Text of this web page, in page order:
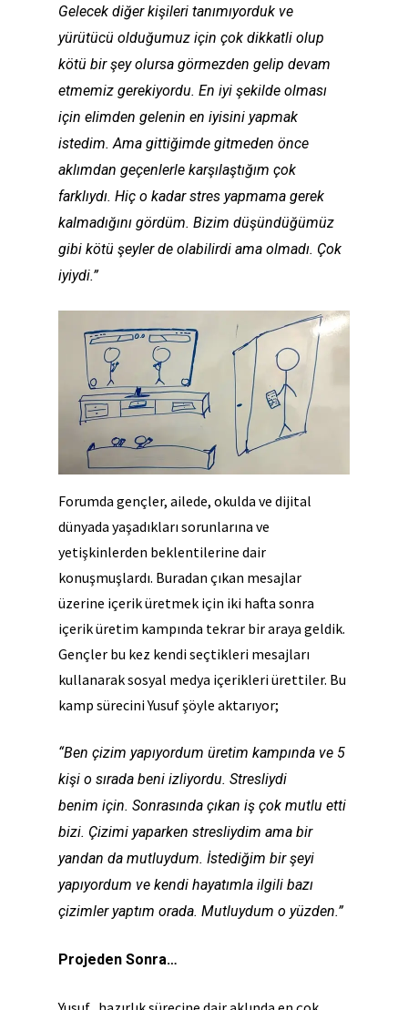
Gelecek diğer kişileri tanımıyorduk ve
yürütücü olduğumuz için çok dikkatli olup
kötü bir şey olursa görmezden gelip devam
etmemiz gerekiyordu. En iyi şekilde olması
için elimden gelenin en iyisini yapmak
istedim. Ama gittiğimde gitmeden önce
aklımdan geçenlerle karşılaştığım çok
farklıydı. Hiç o kadar stres yapmama gerek
kalmadığını gördüm. Bizim düşündüğümüz
gibi kötü şeyler de olabilirdi ama olmadı. Çok
iyiydi.”
Forumda gençler, ailede, okulda ve dijital
dünyada yaşadıkları sorunlarına ve
yetişkinlerden beklentilerine dair
konuşmuşlardı. Buradan çıkan mesajlar
üzerine içerik üretmek için iki hafta sonra
içerik üretim kampında tekrar bir araya geldik.
Gençler bu kez kendi seçtikleri mesajları
kullanarak sosyal medya içerikleri ürettiler. Bu
kamp sürecini Yusuf şöyle aktarıyor;
“Ben çizim yapıyordum üretim kampında ve 5
kişi o sırada beni izliyordu. Stresliydi
benim için. Sonrasında çıkan iş çok mutlu etti
bizi. Çizimi yaparken stresliydim ama bir
yandan da mutluydum. İstediğim bir şeyi
yapıyordum ve kendi hayatımla ilgili bazı
çizimler yaptım orada. Mutluydum o yüzden.”
Projeden Sonra…